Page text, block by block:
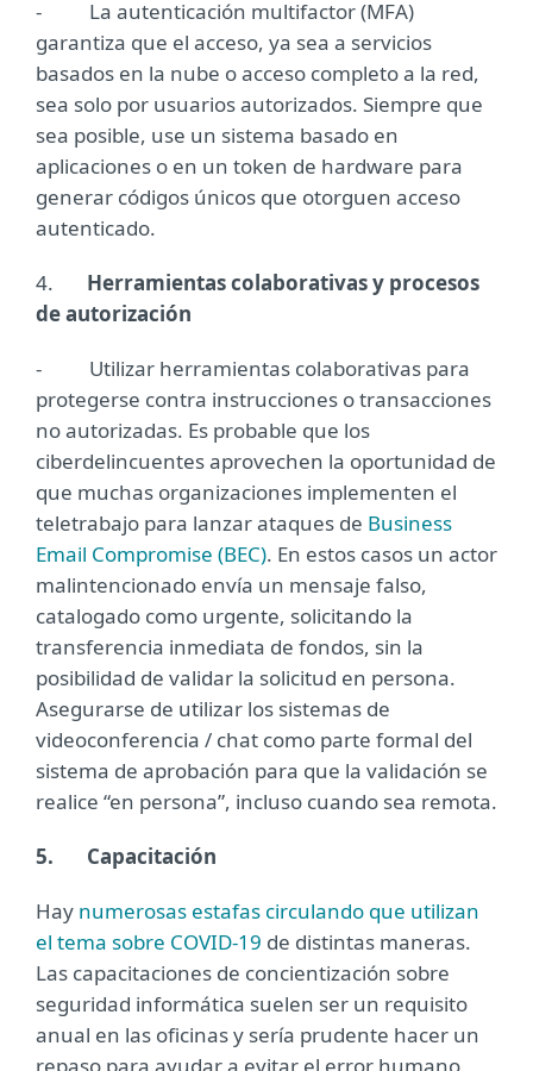
- La autenticación multifactor (MFA)
garantiza que el acceso, ya sea a servicios
basados ​​en la nube o acceso completo a la red,
sea solo por usuarios autorizados. Siempre que
sea posible, use un sistema basado en
aplicaciones o en un token de hardware para
generar códigos únicos que otorguen acceso
autenticado.
4. Herramientas colaborativas y procesos
de autorización
- Utilizar herramientas colaborativas para
protegerse contra instrucciones o transacciones
no autorizadas. Es probable que los
ciberdelincuentes aprovechen la oportunidad de
que muchas organizaciones implementen el
teletrabajo para lanzar ataques de Business
Email Compromise (BEC). En estos casos un actor
malintencionado envía un mensaje falso,
catalogado como urgente, solicitando la
transferencia inmediata de fondos, sin la
posibilidad de validar la solicitud en persona.
Asegurarse de utilizar los sistemas de
videoconferencia / chat como parte formal del
sistema de aprobación para que la validación se
realice “en persona”, incluso cuando sea remota.
5. Capacitación
Hay numerosas estafas circulando que utilizan
el tema sobre COVID-19 de distintas maneras.
Las capacitaciones de concientización sobre
seguridad informática suelen ser un requisito
anual en las oficinas y sería prudente hacer un